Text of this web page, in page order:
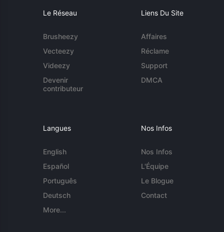
Le Réseau
Brusheezy
Vecteezy
Videezy
Devenir
contributeur
Liens Du Site
Affaires
Réclame
Support
DMCA
Langues
English
Español
Português
Deutsch
More...
Nos Infos
Nos Infos
L'Équipe
Le Blogue
Contact